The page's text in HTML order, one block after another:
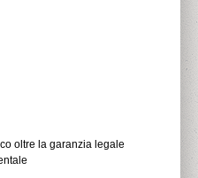
oltre la garanzia legale